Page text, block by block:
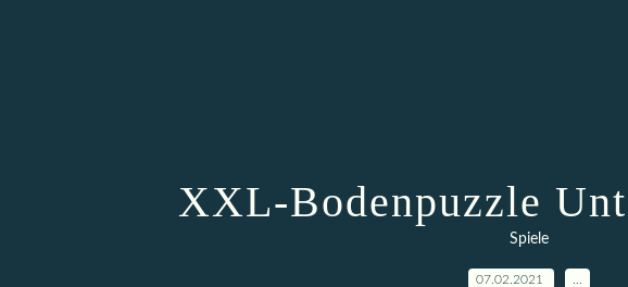
XXL-Bodenpuzzle
Spiele
07.02.2021